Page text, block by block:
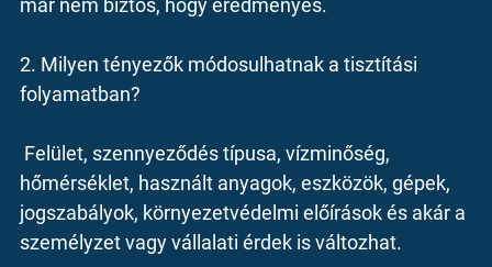
már nem biztos, hogy eredményes.
2. Milyen tényezők módosulhatnak a tisztítási
folyamatban?
hőmérséklet, használt anyagok, eszközök, gépek,
jogszabályok, környezetvédelmi előírások és akár a
személyzet vagy vállalati érdek is változhat.